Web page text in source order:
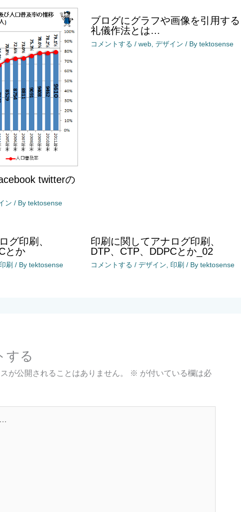
twitterの
ン / By tektosense
ブログにグラフや画像を引用する
礼儀作法とは…
コメントする / web, デザイン / By tektosense
グ印刷、
とか
印刷 / By tektosense
印刷に関してアナログ印刷、
DTP、CTP、DDPCとか_02
コメントする / デザイン 印刷 / By tektosense
する
が公開されることはありません。 ※ が付いている欄は必